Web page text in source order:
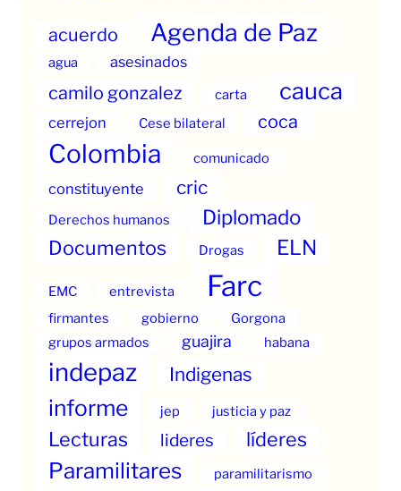
acuerdo Agenda de Paz
agua asesinados
camilo gonzalez carta cauca
cerrejon Cese bilateral coca
Colombia comunicado
constituyente cric
Derechos humanos Diplomado
Documentos Drogas ELN
EMC entrevista Farc
firmantes gobierno
Gorgona
grupos armados
guajira habana
indepaz Indigenas
informe jep justicia y paz
Lecturas lideres líderes
Paramilitares paramilitarismo